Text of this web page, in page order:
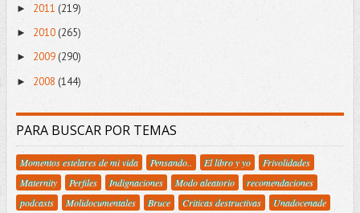
► 2011 (219)
► 2010(265)
► 2009(290)
► 2008 (144)
PARA BUSCAR POR TEMAS
Momentos estelares de mi vida Pensando.. El libro y yo
Frivolidades
Maternity
Perfiles Indignaciones Modo aleatorio
recomendaciones
podcasts
Molidocumentales Bruce Criticas destructivas
Unadocenade